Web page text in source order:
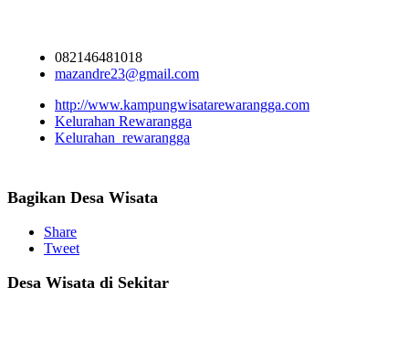
082146481018
mazandre23@gmail.com
http://www.kampungwisatarewarangga.com
Kelurahan Rewarangga
Kelurahan_rewarangga
Bagikan Desa Wisata
Share
Tweet
Desa Wisata di Sekitar